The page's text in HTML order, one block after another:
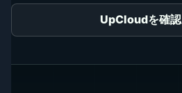
UpCloudを確認